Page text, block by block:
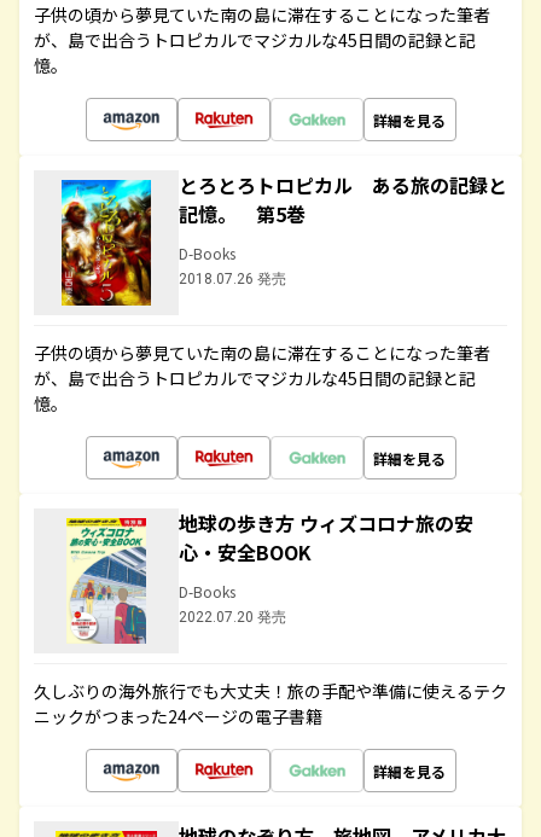
子供の頃から夢見ていた南の島に滞在することになった筆者
が、島で出合うトロピカルでマジカルな45日間の記録と記
憶。
詳細を見る
とろとろトロピカル ある旅の記録と
記憶。 第5巻
D-Books
2018.07.26 発売
子供の頃から夢見ていた南の島に滞在することになった筆者
が、島で出合うトロピカルでマジカルな45日間の記録と記
憶。
詳細を見る
地球の歩き方 ウィズコロナ旅の安
心・安全BOOK
D-Books
2022.07.20 発売
久しぶりの海外旅行でも大丈夫！旅の手配や準備に使えるテク
ニックがつまった24ページの電子書籍
詳細を見る